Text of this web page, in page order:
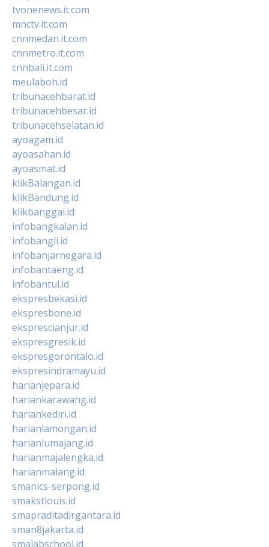
tvonenews.it.com
mnctv.it.com
cnnmedan.it.com
cnnmetro.it.com
cnnbali.it.com
meulaboh.id
tribunacehbarat.id
tribunacehbesar.id
tribunacehselatan.id
ayoagam.id
ayoasahan.id
ayoasmat.id
klikBalangan.id
klikBandung.id
klikbanggai.id
infobangkalan.id
infobangli.id
infobanjarnegara.id
infobantaeng.id
infobantul.id
ekspresbekasi.id
ekspresbone.id
eksprescianjur.id
ekspresgresik.id
ekspresgorontalo.id
ekspresindramayu.id
harianjepara.id
hariankarawang.id
hariankediri.id
harianlamongan.id
harianlumajang.id
harianmajalengka.id
harianmalang.id
smanics-serpong.id
smakstlouis.id
smapraditadirgantara.id
sman8jakarta.id
smalabschool.id